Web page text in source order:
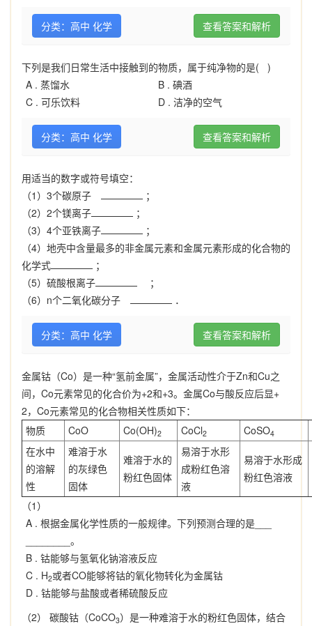
分类：高中 化学 查看答案和解析
下列是我们日常生活中接触到的物质，属于纯净物的是( )
A . 蒸馏水 B . 碘酒
C . 可乐饮料 D . 洁净的空气
分类：高中 化学 查看答案和解析
用适当的数字或符号填空：
（1）3个碳原子
；
（2）2个镁离子
；
（3）4个亚铁离子
；
（4）地壳中含量最多的非金属元素和金属元素形成的化合物的
化学式
；
（5）硫酸根离子
；
（6）n个二氧化碳分子
．
分类：高中 化学 查看答案和解析
金属钴（Co）是一种“氢前金属”，金属活动性介于Zn和Cu之
间，Co元素常见的化合价为+2和+3。金属Co与酸反应后显+
2，Co元素常见的化合物相关性质如下：
物质
CoO Co(OH)2 CoCl2 CoSO4
在水中
的溶解
性
难溶于水
的灰绿色
固体
难溶于水的
粉红色固体
易溶于水形
成粉红色溶
液
易溶于水形成
粉红色溶液
（1）
A . 根据金属化学性质的一般规律。下列预测合理的是___
________。
B . 钴能够与氢氧化钠溶液反应
C . H2或者CO能够将钴的氧化物转化为金属钴
D . 钴能够与盐酸或者稀硫酸反应
（2） 碳酸钴（CoCO3）是一种难溶于水的粉红色固体，结合